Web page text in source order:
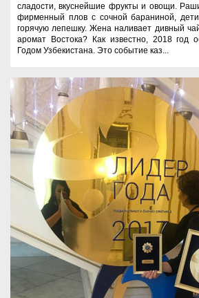
сладости, вкуснейшие фрукты и овощи.
фирменный плов с сочной бараниной,
горячую лепешку. Жена наливает дивный
аромат Востока? Как известно, 2018 год
Годом Узбекистана. Это событие каз...